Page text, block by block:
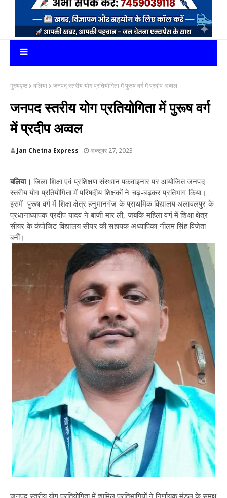
मुख्यपृष्ठ बलिया जनपद स्तरीय योग प्रतियोगिता में पुरूष वर्ग में प्रदीप अव्वल
जनपद स्तरीय योग प्रतियोगिता में पुरूष वर्ग
में प्रदीप अव्वल
Jan Chetna Express अक्टूबर 27, 2023
बलिया।जिला शिक्षा एवं प्रशिक्षण संस्थान पकवाइनार पर आयोजित जनपद
स्तरीय योग प्रतियोगिता में परिषदीय शिक्षकों ने चढ़-बढ़कर प्रतिभाग किया।
इसमें पुरूष वर्ग में शिक्षा क्षेत्र हनुमानगंज के प्राथमिक विद्यालय अलावलपुर के
प्रधानाध्यापक प्रदीप यादव ने बाजी मार ली, जबकि महिला वर्ग में शिक्षा क्षेत्र
सीयर के कंपोजिट विद्यालय सीयर की सहायक अध्यापिका नीलम सिंह विजेता
बनीं।